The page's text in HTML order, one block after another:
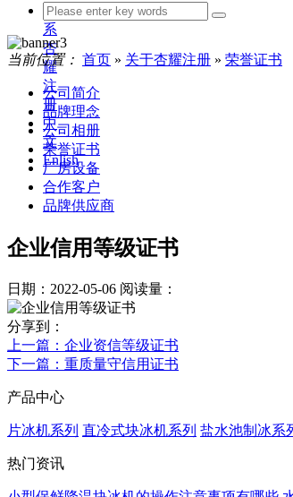
联
系
杏
耀
注
册
中
文
Enlish
当前位置： 首页 » 关于杏耀注册 » 荣誉证书
公司简介
品牌理念
公司相册
荣誉证书
厂房设备
合作客户
品牌供应商
企业信用等级证书
日期：2022-05-06 阅读量：
分享到：
上一篇 ：企业资信等级证书
下一篇 ：重质量守信用证书
产品中心
片冰机系列 直冷式块冰机系列 盐水池制冰系
热门资讯